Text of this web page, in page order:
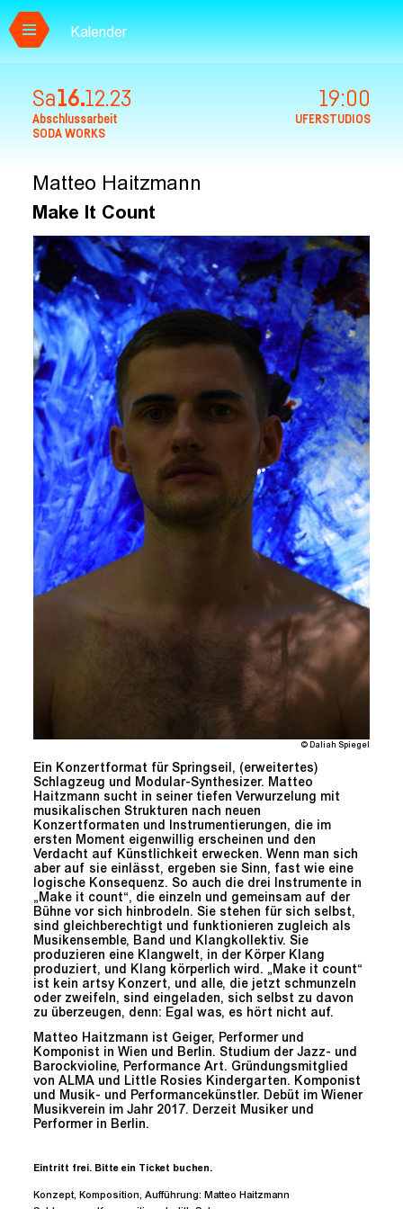
Zum Hauptinhalt springen
Kalender
Sa16.12.23 19:00
Abschlussarbeit
UFERSTUDIOS
SODA WORKS
Matteo Haitzmann
Make It Count
© Daliah Spiegel
Ein Konzertformat für Springseil, (erweitertes)
Schlagzeug und Modular-Synthesizer. Matteo
Haitzmann sucht in seiner tiefen Verwurzelung mit
musikalischen Strukturen nach neuen
Konzertformaten und Instrumentierungen, die im
ersten Moment eigenwillig erscheinen und den
Verdacht auf Künstlichkeit erwecken. Wenn man sich
aber auf sie einlässt, ergeben sie Sinn, fast wie eine
logische Konsequenz. So auch die drei Instrumente in
„Make it count“, die einzeln und gemeinsam auf der
Bühne vor sich hinbrodeln. Sie stehen für sich selbst,
sind gleichberechtigt und funktionieren zugleich als
Musikensemble, Band und Klangkollektiv. Sie
produzieren eine Klangwelt, in der Körper Klang
produziert, und Klang körperlich wird. „Make it count“
ist kein artsy Konzert, und alle, die jetzt schmunzeln
oder zweifeln, sind eingeladen, sich selbst zu davon
zu überzeugen, denn: Egal was, es hört nicht auf.
Matteo Haitzmann ist Geiger, Performer und
Komponist in Wien und Berlin. Studium der Jazz- und
Barockvioline, Performance Art. Gründungsmitglied
von ALMA und Little Rosies Kindergarten. Komponist
und Musik- und Performancekünstler. Debüt im Wiener
Musikverein im Jahr 2017. Derzeit Musiker und
Performer in Berlin.
Eintritt frei. Bitte ein Ticket buchen.
Konzept, Komposition, Aufführung: Matteo Haitzmann